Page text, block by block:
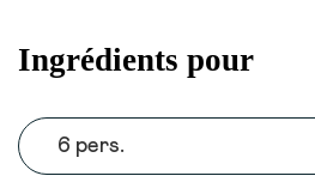
Ingrédients pour
6 pers.